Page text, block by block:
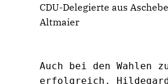
CDU-Delegierte aus
Altmaier
Auch bei den Wahlen
erfolgreich.